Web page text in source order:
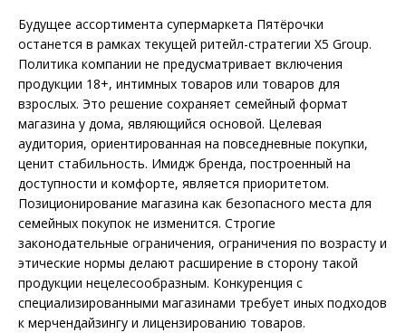
Будущее ассортимента супермаркета Пятёрочки
останется в рамках текущей ритейл-стратегии X5 Group.
Политика компании не предусматривает включения
продукции 18+, интимных товаров или товаров для
взрослых. Это решение сохраняет семейный формат
магазина у дома, являющийся основой. Целевая
аудитория, ориентированная на повседневные покупки,
ценит стабильность. Имидж бренда, построенный на
доступности и комфорте, является приоритетом.
Позиционирование магазина как безопасного места для
семейных покупок не изменится. Строгие
законодательные ограничения, ограничения по возрасту и
этические нормы делают расширение в сторону такой
продукции нецелесообразным. Конкуренция с
специализированными магазинами требует иных подходов
к мерчендайзингу и лицензированию товаров.